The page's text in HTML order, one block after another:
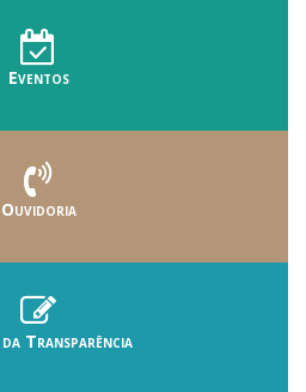
Eventos
Ouvidoria
Transparência